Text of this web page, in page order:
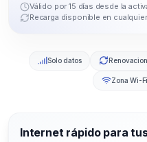
Válido por 15 días desde la
Recarga disponible en
Solo datos
Zona Wi-Fi
Internet rápido para